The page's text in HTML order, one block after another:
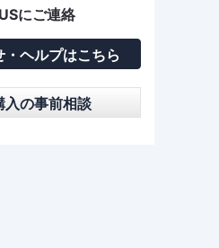
にご連絡
・ヘルプはこちら
入の事前相談